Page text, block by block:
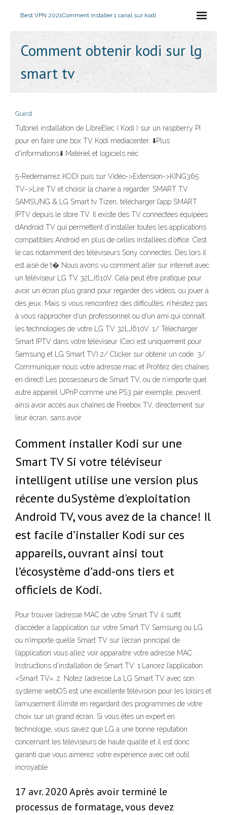
Best VPN 2021Comment installer 1 canal sur kodi
Comment obtenir kodi sur lg
smart tv
Guest
Tutoriel installation de LibreElec ( Kodi ) sur un raspberry PI
pour en faire une box TV Kodi mediacenter. ⬇️Plus
d'informations⬇️ Matériel et logiciels néc
5-Redemarrez KODI puis sur Vidéo->Extension->KING365
TV–>Lire TV et choisir la chaine à regarder. SMART TV
SAMSUNG & LG Smart tv Tizen, télécharger l’app SMART
IPTV depuis le store TV. Il existe des TV connectées équipées
dAndroid TV qui permettent d’installer toutes les applications
compatibles Android en plus de celles installées d’office. C’est
le cas notamment des téléviseurs Sony connectés. Dés lors il
est aisé de t� Nous avons vu comment aller sur internet avec
un téléviseur LG TV 32LJ610V. Cela peut être pratique pour
avoir un écran plus grand pour regarder des vidéos, ou jouer à
des jeux. Mais si vous rencontrez des difficultés, n’hésitez pas
à vous rapprocher d’un professionnel ou d’un ami qui connaît
les technologies de votre LG TV 32LJ610V. 1/ Télécharger
Smart IPTV dans votre téléviseur (Ceci est uniquement pour
Samsung et LG Smart TV) 2/ Clicker sur obtenir un code. 3/
Communiquer nous votre adresse mac et Profitez des chaînes
en direct! Les possesseurs de Smart TV, ou de n’importe quel
autre appareil UPnP comme une PS3 par exemple, peuvent
ainsi avoir accès aux chaînes de Freebox TV, directement sur
leur écran, sans avoir
Comment installer Kodi sur une
Smart TV Si votre téléviseur
intelligent utilise une version plus
récente duSystème d'exploitation
Android TV, vous avez de la chance! Il
est facile d’installer Kodi sur ces
appareils, ouvrant ainsi tout
l’écosystème d’add-ons tiers et
officiels de Kodi.
Pour trouver l’adresse MAC de votre Smart TV il suffit
d’accéder à l’application sur votre Smart TV Samsung ou LG
ou n’importe quelle Smart TV sur l’écran principal de
l’application vous allez voir apparaitre votre adresse MAC .
Instructions d’installation de Smart TV. 1.Lancez l’application
«Smart TV». 2. Notez l’adresse La LG Smart TV avec son
système webOS est une excellente télévision pour les loisirs et
l’amusement illimité en regardant des programmes de votre
choix sur un grand écran. Si vous êtes un expert en
technologie, vous savez que LG a une bonne réputation
concernant les téléviseurs de haute qualité et il est donc
garanti que vous aimerez votre expérience avec cet outil
incroyable.
17 avr. 2020 Après avoir terminé le
processus de formatage, vous devez